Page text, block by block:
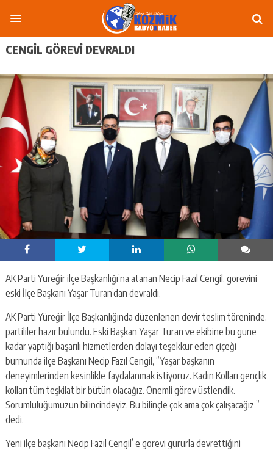
CENGIL GÖREVI DEVRALDI
AK Parti Yüreğir ilçe Başkanlığı’na atanan Necip Fazıl Cengil, görevini
eski İlçe Başkanı Yaşar Turan’dan devraldı.
AK Parti Yüreğir İlçe Başkanlığında düzenlenen devir teslim töreninde,
partililer hazır bulundu. Eski Başkan Yaşar Turan ve ekibine bu güne
kadar yaptığı başarılı hizmetlerden dolayı teşekkür eden çiçeği
burnunda ilçe Başkanı Necip Fazıl Cengil, ‘’Yaşar başkanın
deneyimlerinden kesinlikle faydalanmak istiyoruz. Kadın Kolları gençlik
kolları tüm teşkilat bir bütün olacağız. Önemli görev üstlendik.
Sorumluluğumuzun bilincindeyiz. Bu bilinçle çok ama çok çalışacağız ’’
dedi.
Yeni ilçe başkanı Necip Fazıl Cengil’ e görevi gururla devrettiğini